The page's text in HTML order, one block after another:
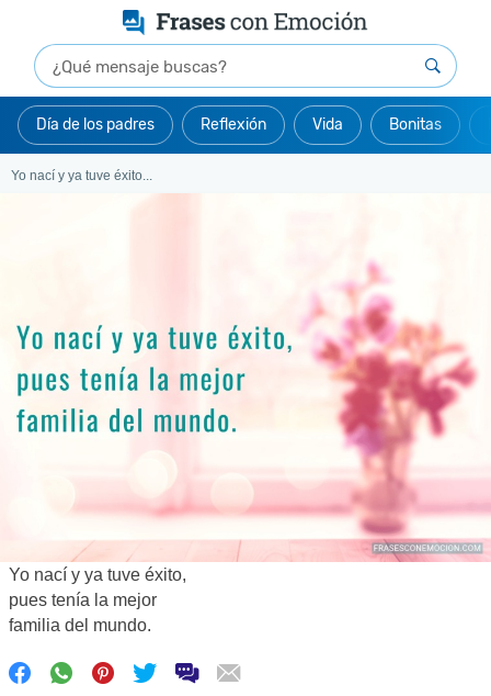
Día de los padres Reflexión Vida Bonitas
Yo nací y ya tuve éxito...
Yo nací y ya tuve éxito,
pues tenía la mejor
familia del mundo.